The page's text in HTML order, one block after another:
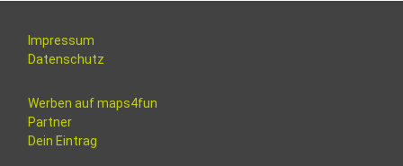
Impressum
Datenschutz
Werben auf maps4fun
Partner
Dein Eintrag